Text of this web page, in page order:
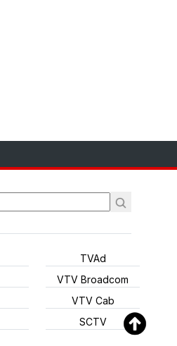
TVAd
VTV Broadcom
VTV Cab
SCTV